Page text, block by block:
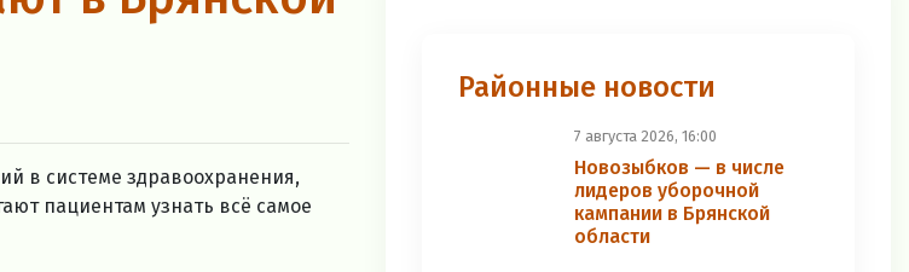
в системе здравоохранения,
пациентам узнать всё самое
Районные новости
7 августа 2026, 16:00
Новозыбков — в числе
лидеров уборочной
кампании в Брянской
области